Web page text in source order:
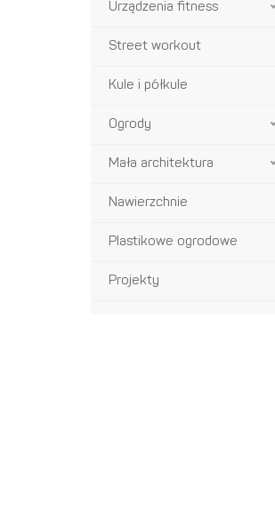
Urządzenia fitness
Street workout
Kule i półkule
Ogrody
Mała architektura
Nawierzchnie
Plastikowe ogrodowe
Projekty